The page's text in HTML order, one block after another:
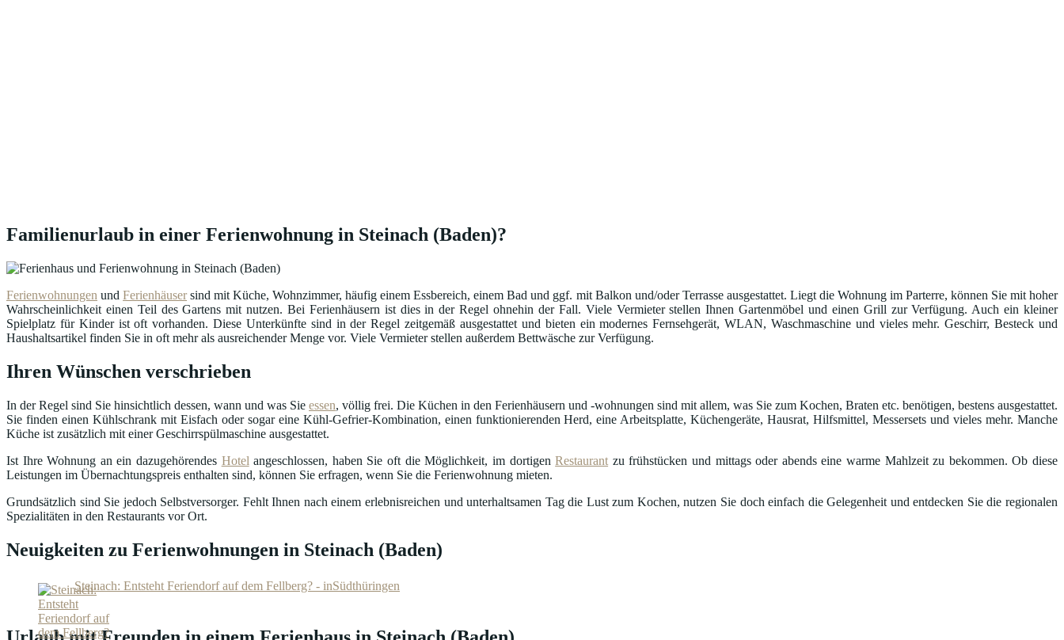
Familienurlaub in einer Ferienwohnung in Steinach (Baden)?
Ferienwohnungen undFerienhäusersind mit Küche, Wohnzimmer, häufig einem Essbereich, einem Bad und ggf. mit Balkon und/oder Terrasse ausgestattet. Liegt die Wohnung im Parterre, können Sie mit hoher
Wahrscheinlichkeit einen Teil des Gartens mit nutzen. Bei Ferienhäusern ist dies in der Regel ohnehin der Fall. Viele Vermieter stellen Ihnen Gartenmöbel und einen Grill zur Verfügung. Auch ein kleiner
Spielplatz für Kinder ist oft vorhanden. Diese Unterkünfte sind in der Regel zeitgemäß ausgestattet und bieten ein modernes Fernsehgerät, WLAN, Waschmaschine und vieles mehr. Geschirr, Besteck und
Haushaltsartikel finden Sie in oft mehr als ausreichender Menge vor. Viele Vermieter stellen außerdem Bettwäsche zur Verfügung.
Ihren Wünschen verschrieben
In der Regel sind Sie hinsichtlich dessen, wann und was Sie essen, völlig frei. Die Küchen in den Ferienhäusern und -wohnungen sind mit allem, was Sie zum Kochen, Braten etc. benötigen, bestens ausgestattet.
Sie finden einen Kühlschrank mit Eisfach oder sogar eine Kühl-Gefrier-Kombination, einen funktionierenden Herd, eine Arbeitsplatte, Küchengeräte, Hausrat, Hilfsmittel, Messersets und vieles mehr. Manche
Küche ist zusätzlich mit einer Geschirrspülmaschine ausgestattet.
Ist Ihre Wohnung an ein dazugehörendes Hotel angeschlossen, haben Sie oft die Möglichkeit, im dortigenRestaurant zu frühstücken und mittags oder abends eine warme Mahlzeit zu bekommen. Ob diese
Leistungen im Übernachtungspreis enthalten sind, können Sie erfragen, wenn Sie die Ferienwohnung mieten.
Grundsätzlich sind Sie jedoch Selbstversorger. Fehlt Ihnen nach einem erlebnisreichen und unterhaltsamen Tag die Lust zum Kochen, nutzen Sie doch einfach die Gelegenheit und entdecken Sie die regionalen
Spezialitäten in den Restaurants vor Ort.
Neuigkeiten zu Ferienwohnungen in Steinach (Baden)
Steinach: Entsteht Feriendorf auf dem Fellberg? - inSüdthüringen